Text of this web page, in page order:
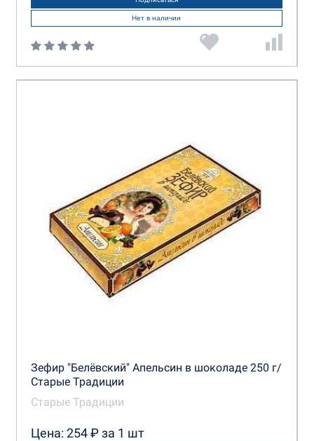
Нет в наличии
Зефир "Белёвский" Апельсин в шоколаде 250 г/
Старые Традиции
Старые Традиции
Цена: 254 ₽ за 1 шт